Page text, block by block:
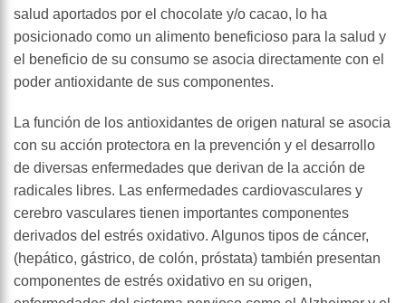
salud aportados por el chocolate y/o cacao, lo ha
posicionado como un alimento beneficioso para la salud y
el beneficio de su consumo se asocia directamente con el
poder antioxidante de sus componentes.
La función de los antioxidantes de origen natural se asocia
con su acción protectora en la prevención y el desarrollo
de diversas enfermedades que derivan de la acción de
radicales libres. Las enfermedades cardiovasculares y
cerebro vasculares tienen importantes componentes
derivados del estrés oxidativo. Algunos tipos de cáncer,
(hepático, gástrico, de colón, próstata) también presentan
componentes de estrés oxidativo en su origen,